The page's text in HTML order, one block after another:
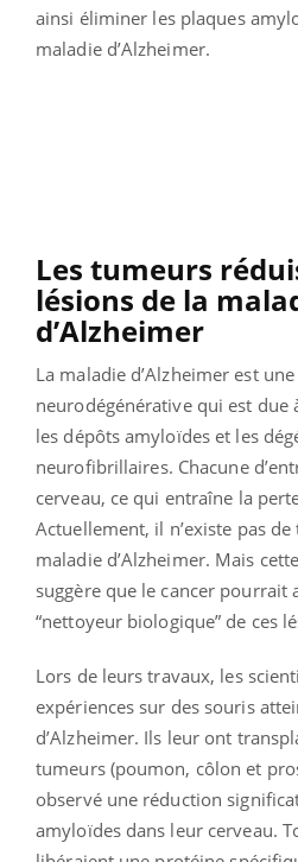
ainsi éliminer les plaques
maladie d’Alzheimer.
Les tumeurs
lésions de la
d’Alzheimer
La maladie d’Alzheimer est
neurodégénérative qui est due
les dépôts amyloïdes et les
neurofibrillaires. Chacune
cerveau, ce qui entraîne la
Actuellement, il n’existe pas
maladie d’Alzheimer. Mais
suggère que le cancer pourrait
“nettoyeur biologique” de ces
Lors de leurs travaux, les
expériences sur des souris
d’Alzheimer. Ils leur ont
tumeurs (poumon, côlon et
observé une réduction
amyloïdes dans leur cerveau.